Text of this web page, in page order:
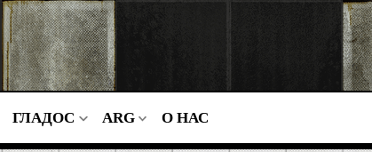
ГЛАДОС ARG О НАС